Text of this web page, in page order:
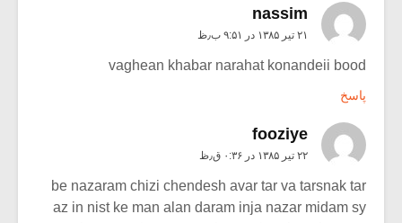
nassim
۲۱ تیر ۱۳۸۵ در ۹:۵۱ ب٫ظ
vaghean khabar narahat konandeii bood
پاسخ
fooziye
۲۲ تیر ۱۳۸۵ در ۰:۳۶ ق٫ظ
be nazaram chizi chendesh avar tar va tarsnak tar
az in nist ke man alan daram inja nazar midam sy